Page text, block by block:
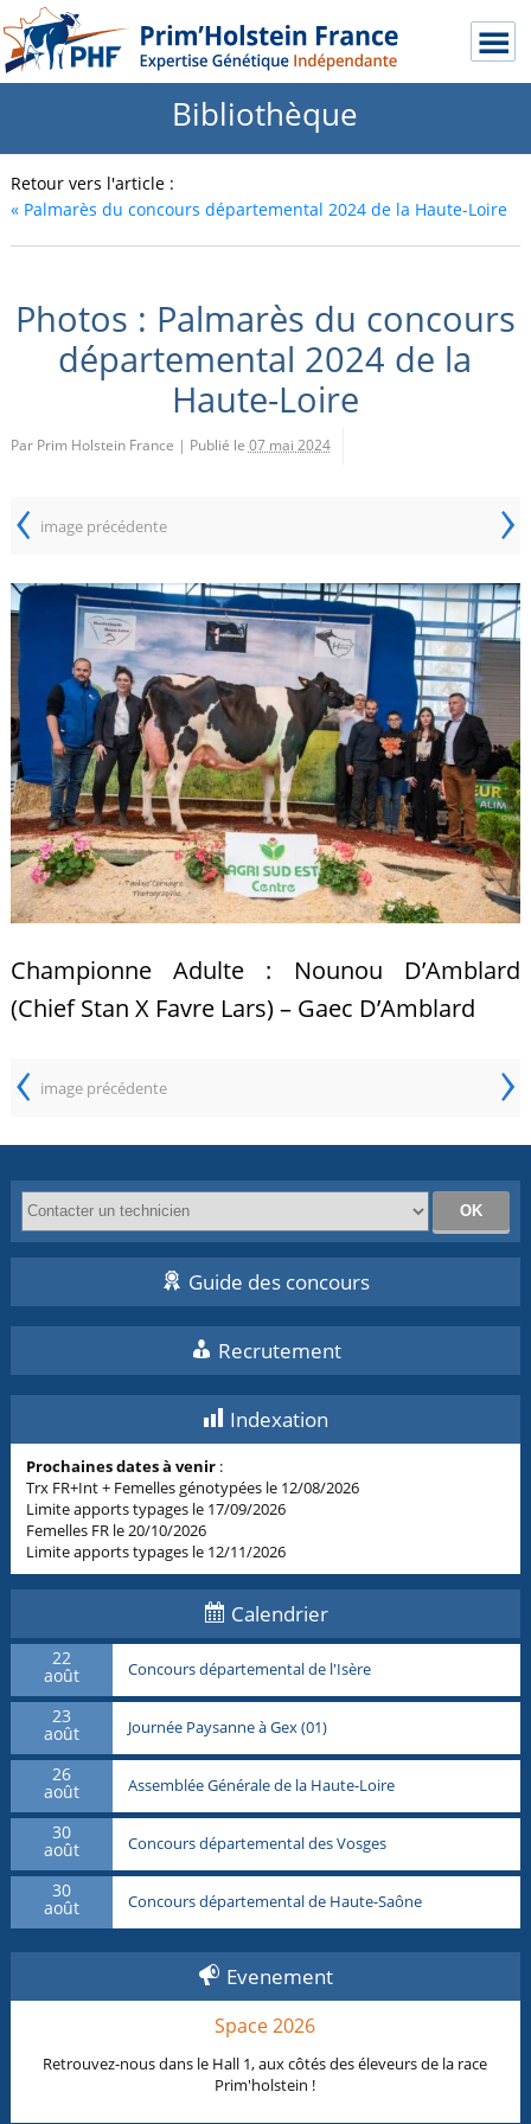
Bibliothèque
Retour vers l'article :
«Palmarès du concours départemental 2024 de la Haute-Loire
Photos : Palmarès du concours
départemental 2024 de la
Haute-Loire
Par Prim Holstein France | Publié le 07 mai 2024
‹ image précédente ›
Championne Adulte : Nounou D’Amblard
(Chief Stan X Favre Lars) – Gaec D’Amblard
‹ image précédente ›
Guide des concours
Recrutement
Indexation
Prochaines dates à venir :
Trx FR+Int + Femelles génotypées le 12/08/2026
Limite apports typages le 17/09/2026
Femelles FR le 20/10/2026
Limite apports typages le 12/11/2026
Calendrier
22
août Concours départemental de l'Isère
23
août Journée Paysanne à Gex (01)
26
août Assemblée Générale de la Haute-Loire
30
août Concours départemental des Vosges
30
août Concours départemental de Haute-Saône
Evenement
Space 2026
Retrouvez-nous dans le Hall 1, aux côtés des éleveurs de la race
Prim'holstein !